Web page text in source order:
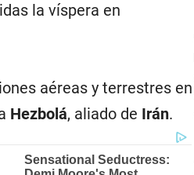
la víspera en
aéreas y terrestres en
Hezbolá, aliado de Irán.